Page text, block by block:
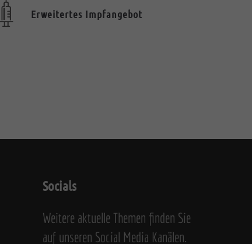
Erweitertes Impfangebot
Socials
Weitere aktuelle Themen finden Sie
auf unseren Social Media Kanälen.